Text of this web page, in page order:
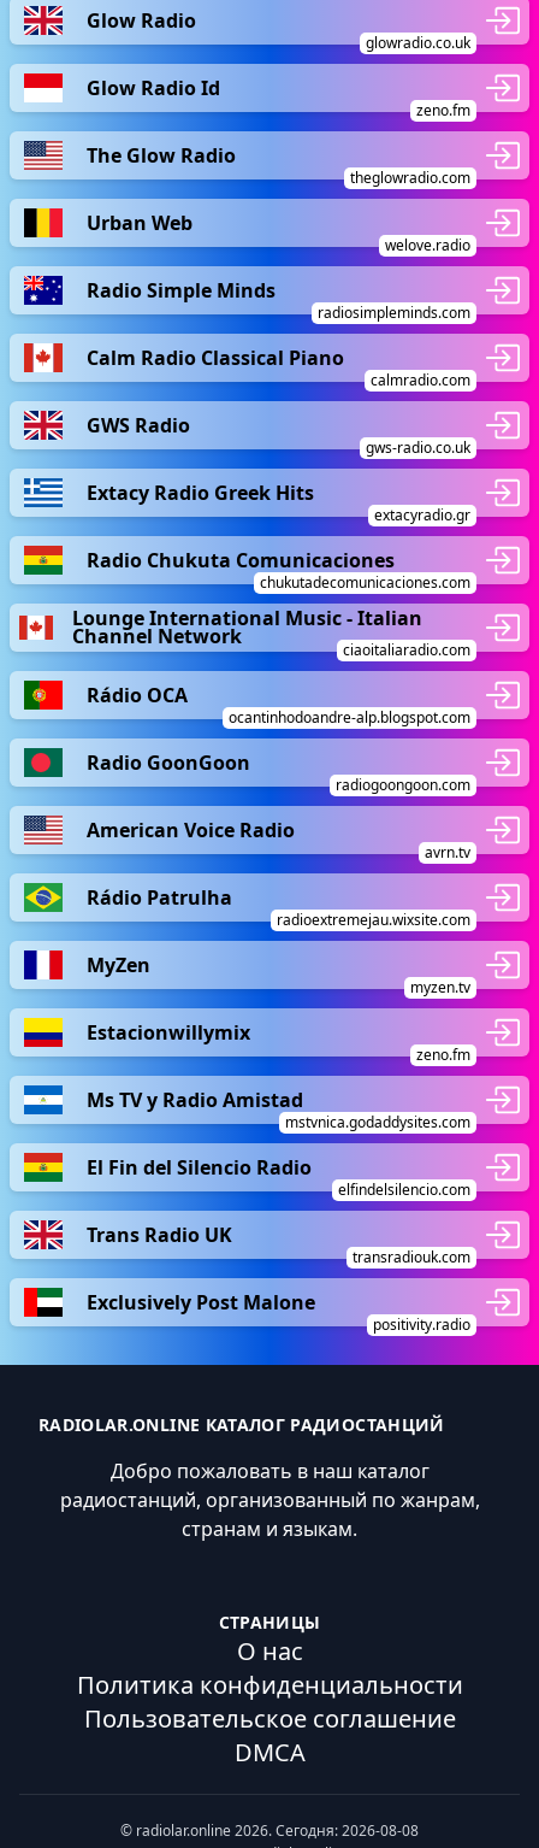
Glow Radio
glowradio.co.uk
Glow Radio Id
zeno.fm
The Glow Radio
theglowradio.com
Urban Web
welove.radio
Radio Simple Minds
radiosimpleminds.com
Calm Radio Classical Piano
calmradio.com
GWS Radio
gws-radio.co.uk
Extacy Radio Greek Hits
extacyradio.gr
Radio Chukuta Comunicaciones
chukutadecomunicaciones.com
Lounge International Music - Italian
Channel Network
ciaoitaliaradio.com
Rádio OCA
ocantinhodoandre-alp.blogspot.com
Radio GoonGoon
radiogoongoon.com
American Voice Radio
avrn.tv
Rádio Patrulha
radioextremejau.wixsite.com
MyZen
myzen.tv
Estacionwillymix
zeno.fm
Ms TV y Radio Amistad
mstvnica.godaddysites.com
El Fin del Silencio Radio
elfindelsilencio.com
Trans Radio UK
transradiouk.com
Exclusively Post Malone
positivity.radio
RADIOLAR.ONLINE КАТАЛОГ РАДИОСТАНЦИЙ
Добро пожаловать в наш каталог
радиостанций, организованный по жанрам,
странам и языкам.
СТРАНИЦЫ
О нас
Политика конфиденциальности
Пользовательское соглашение
DMCA
© radiolar.online 2026. Сегодня: 2026-08-08